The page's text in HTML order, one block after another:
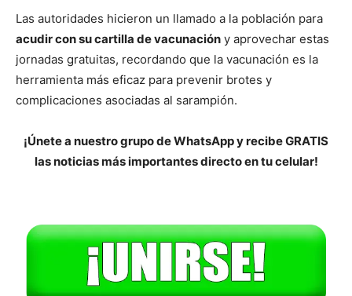
Las autoridades hicieron un llamado a la población para
acudir con su cartilla de vacunación y aprovechar estas
jornadas gratuitas, recordando que la vacunación es la
herramienta más eficaz para prevenir brotes y
complicaciones asociadas al sarampión.
¡Únete a nuestro grupo de WhatsApp y recibe GRATIS
las noticias más importantes directo en tu celular!